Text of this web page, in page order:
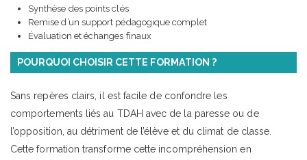
Synthèse des points clés
Remise d’un support pédagogique complet
Évaluation et échanges finaux
POURQUOI CHOISIR CETTE FORMATION ?
Sans repères clairs, il est facile de confondre les
comportements liés au TDAH avec de la paresse ou de
l’opposition, au détriment de l’élève et du climat de classe.
Cette formation transforme cette incompréhension en